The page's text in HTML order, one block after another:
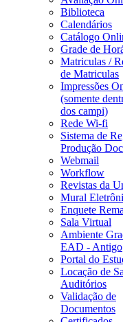
Biblioteca
Calendários
Catálogo
Grade de
Matriculas /
de Matriculas
Impressões
(somente
dos campi)
Rede Wi-fi
Sistema de
Produção
Webmail
Workflow
Revistas da
Mural
Enquete
Sala Virtual
Ambiente
EAD - Antigo
Portal do
Locação de
Auditórios
Validação de
Documentos